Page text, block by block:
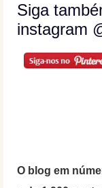
Siga
instagram
O blog em